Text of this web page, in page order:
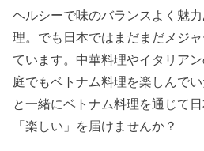
ヘルシーで味のバランスよく魅
理。でも日本ではまだまだメジ
ています。中華料理やイタリア
庭でもベトナム料理を楽しんで
と一緒にベトナム料理を通じて
「楽しい」を届けませんか？